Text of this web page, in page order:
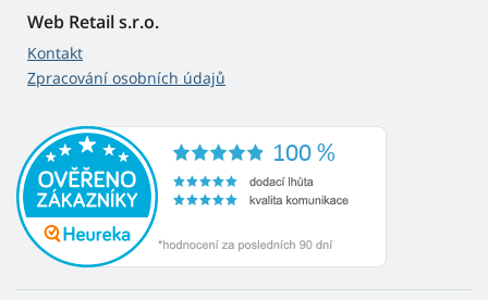
Web Retail s.r.o.
Kontakt
Zpracování osobních údajů